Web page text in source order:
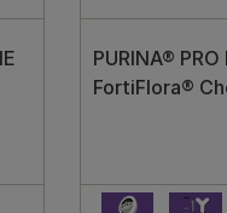
PURINA®
FortiFlora®